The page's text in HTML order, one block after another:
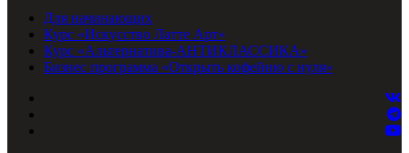
Для начинающих
Курс «Искусство Латте Арт»
Курс «Альтернатива-АНТИКЛАССИКА»
Бизнес программа «Открыть кофейню с нуля»